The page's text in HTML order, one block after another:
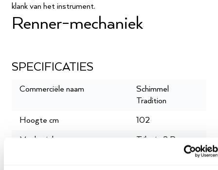
klank van het instrument.
Renner-mechaniek
Renner bouwt de beste mechanieken voor piano’s en
professionele pianisten. Veel Europese en Aziatische
pianomerken maken gebruik van deze mechaniek. Voor
gebruikt.
De Konzert-serie
SPECIFICATIES
Commerciële naam
Schimmel
Tradition
Hoogte cm
102
Mechaniek
Trilogie 2 Renner